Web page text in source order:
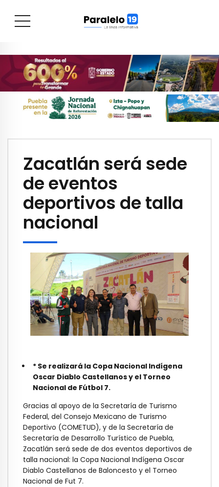
Zacatlán será sede
de eventos
deportivos de talla
nacional
* Se realizará la Copa Nacional Indígena
Oscar Diablo Castellanos y el Torneo
Nacional de Fútbol 7.
Gracias al apoyo de la Secretaría de Turismo
Federal, del Consejo Mexicano de Turismo
Deportivo (COMETUD), y de la Secretaría de
Secretaría de Desarrollo Turístico de Puebla,
Zacatlán será sede de dos eventos deportivos de
talla nacional: la Copa Nacional Indígena Oscar
Diablo Castellanos de Baloncesto y el Torneo
Nacional de Fut 7.